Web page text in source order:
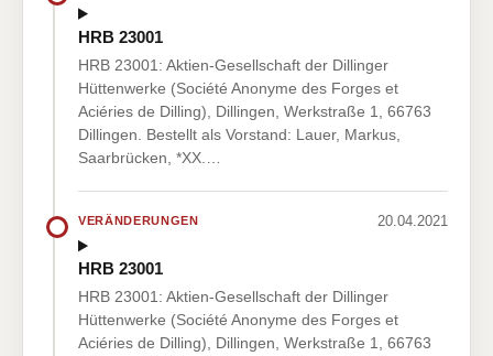
HRB 23001
HRB 23001: Aktien-Gesellschaft der Dillinger
Hüttenwerke (Société Anonyme des Forges et
Aciéries de Dilling), Dillingen, Werkstraße 1, 66763
Dillingen. Bestellt als Vorstand: Lauer, Markus,
Saarbrücken, *XX.…
VERÄNDERUNGEN 20.04.2021
HRB 23001
HRB 23001: Aktien-Gesellschaft der Dillinger
Hüttenwerke (Société Anonyme des Forges et
Aciéries de Dilling), Dillingen, Werkstraße 1, 66763